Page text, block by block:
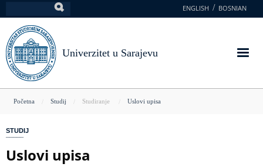
na
glavni
sadržaj
ENGLISH BOSNIAN
Univerzitet u Sarajevu
You
here
Početna Studij Studiranje Uslovi upisa
STUDIJ
Uslovi upisa